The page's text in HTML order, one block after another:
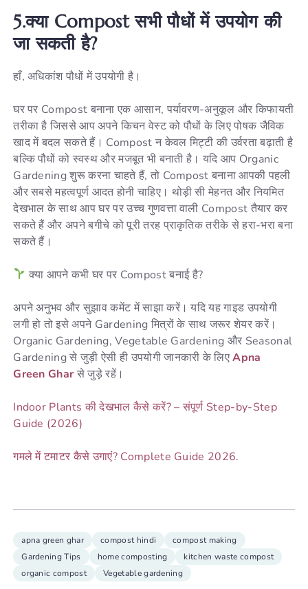
5.क्या Compost सभी पौधों में उपयोग की
जा सकती है?
हाँ, अधिकांश पौधों में उपयोगी है।
घर पर Compost बनाना एक आसान, पर्यावरण-अनुकूल और किफायती
तरीका है जिससे आप अपने किचन वेस्ट को पौधों के लिए पोषक जैविक
खाद में बदल सकते हैं। Compost न केवल मिट्टी की उर्वरता बढ़ाती है
बल्कि पौधों को स्वस्थ और मजबूत भी बनाती है। यदि आप Organic
Gardening शुरू करना चाहते हैं, तो Compost बनाना आपकी पहली
और सबसे महत्वपूर्ण आदत होनी चाहिए। थोड़ी सी मेहनत और नियमित
देखभाल के साथ आप घर पर उच्च गुणवत्ता वाली Compost तैयार कर
सकते हैं और अपने बगीचे को पूरी तरह प्राकृतिक तरीके से हरा-भरा बना
सकते हैं।
क्या आपने कभी घर पर Compost बनाई है?
अपने अनुभव और सुझाव कमेंट में साझा करें। यदि यह गाइड उपयोगी
लगी हो तो इसे अपने Gardening मित्रों के साथ जरूर शेयर करें।
Organic Gardening, Vegetable Gardening और Seasonal
Gardening से जुड़ी ऐसी ही उपयोगी जानकारी के लिएApna
Green Ghar से जुड़े रहें।
Indoor Plants की देखभाल कैसे करें? – संपूर्ण Step-by-Step
Guide (2026)
गमले में टमाटर कैसे उगाएं? Complete Guide 2026.
apna green ghar compost hindi
compost making
Gardening Tips
home composting
kitchen waste compost
organic compost
Vegetable gardening